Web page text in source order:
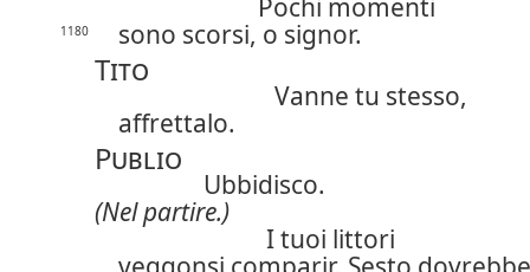
Pochi momenti
1180 sono scorsi, o signor.
Tito
Vanne tu stesso,
affrettalo.
Publio
Ubbidisco.
(Nel partire.)
I tuoi littori